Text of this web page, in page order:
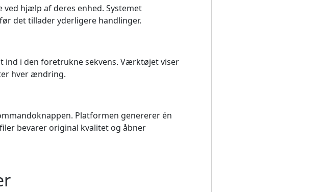
hjælp af deres enhed. Systemet
det tillader yderligere handlinger.
i den foretrukne sekvens. Værktøjet viser
hver ændring.
Platformen genererer én
bevarer original kvalitet og åbner